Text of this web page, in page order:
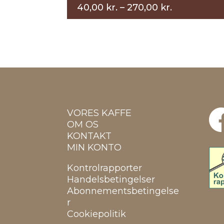
40,00 kr. – 270,00 kr.
40,00 kr.
VORES KAFFE
OM OS
KONTAKT
MIN KONTO
Kontrolrapporter
Handelsbetingelser
Abonnementsbetingelse
r
Cookiepolitik